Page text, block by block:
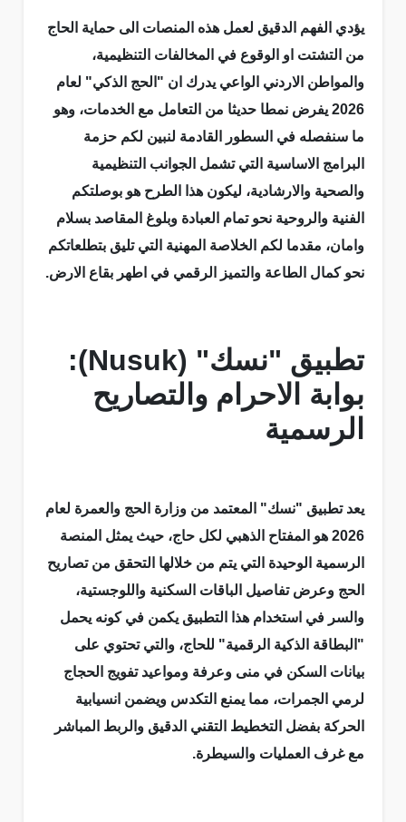
يؤدي الفهم الدقيق لعمل هذه المنصات الى حماية الحاج
من التشتت او الوقوع في المخالفات التنظيمية،
والمواطن الاردني الواعي يدرك ان "الحج الذكي" لعام
2026 يفرض نمطا حديثا من التعامل مع الخدمات، وهو
ما سنفصله في السطور القادمة لنبين لكم حزمة
البرامج الاساسية التي تشمل الجوانب التنظيمية
والصحية والارشادية، ليكون هذا الطرح هو بوصلتكم
الفنية والروحية نحو تمام العبادة وبلوغ المقاصد بسلام
وامان، مقدما لكم الخلاصة المهنية التي تليق بتطلعاتكم
نحو كمال الطاعة والتميز الرقمي في اطهر بقاع الارض.
تطبيق "نسك" (Nusuk):
بوابة الاحرام والتصاريح
الرسمية
يعد تطبيق "نسك" المعتمد من وزارة الحج والعمرة لعام
2026 هو المفتاح الذهبي لكل حاج، حيث يمثل المنصة
الرسمية الوحيدة التي يتم من خلالها التحقق من تصاريح
الحج وعرض تفاصيل الباقات السكنية واللوجستية،
والسر في استخدام هذا التطبيق يكمن في كونه يحمل
"البطاقة الذكية الرقمية" للحاج، والتي تحتوي على
بيانات السكن في منى وعرفة ومواعيد تفويج الحجاج
لرمي الجمرات، مما يمنع التكدس ويضمن انسيابية
الحركة بفضل التخطيط التقني الدقيق والربط المباشر
مع غرف العمليات والسيطرة.